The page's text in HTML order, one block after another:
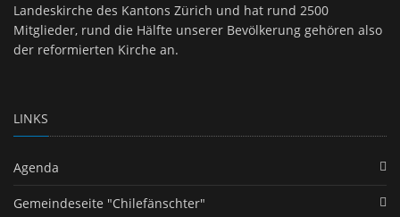
Landeskirche des Kantons Zürich und hat rund 2500
Mitglieder, rund die Hälfte unserer Bevölkerung gehören also
der reformierten Kirche an.
LINKS
Agenda
Gemeindeseite "Chilefänschter"